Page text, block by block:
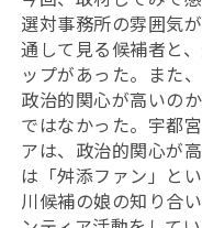
選対事務所の雰囲気
通して見る候補者と
ップがあった。また
政治的関心が高いの
ではなかった。宇都
アは、政治的関心が
は「舛添ファン」と
川候補の娘の知り合